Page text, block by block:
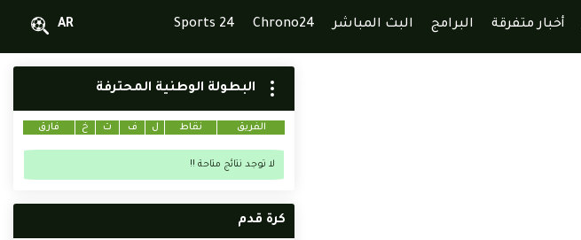
أخبار متفرقة البرامج البث المباشر Chrono24
Sports 24
AR
البطولة الوطنية المحترفة
الفريق نقاط ل ف ت خ فارق
لا توجد نتائج متاحة !!
كرة قدم